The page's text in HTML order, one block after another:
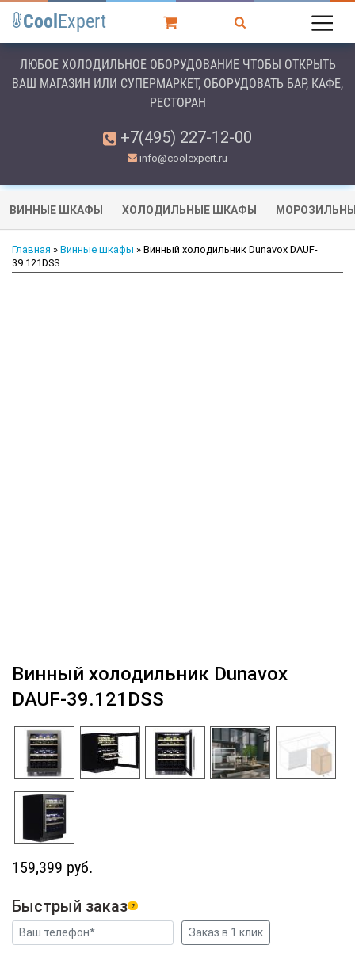
Cool Expert
ЛЮБОЕ ХОЛОДИЛЬНОЕ ОБОРУДОВАНИЕ ЧТОБЫ ОТКРЫТЬ
ВАШ МАГАЗИН ИЛИ СУПЕРМАРКЕТ, ОБОРУДОВАТЬ БАР, КАФЕ,
РЕСТОРАН
+7(495) 227-12-00
info@coolexpert.ru
ВИННЫЕ ШКАФЫ ХОЛОДИЛЬНЫЕ ШКАФЫ
Главная » Винные шкафы » Винный холодильник Dunavox DAUF-
39.121DSS
Винный холодильник Dunavox
DAUF-39.121DSS
159,399 руб.
Быстрый заказ ?